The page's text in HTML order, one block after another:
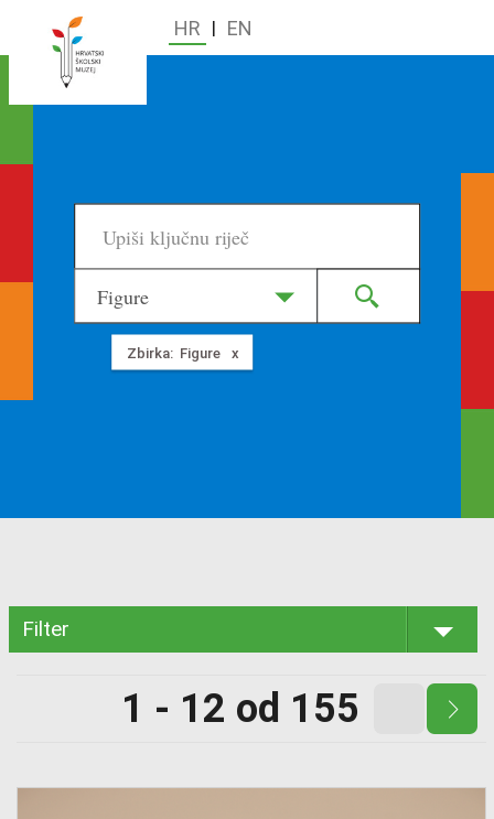
HR | EN
Figure
Zbirka: Figure
Filter
1 - 12 od 155